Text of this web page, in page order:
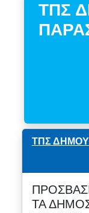
ΤΠΣ
ΤΠΣ
ΤΑ